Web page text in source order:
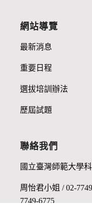
網站導覽
最新消息
重要日程
選拔培訓辦法
歷屆試題
聯絡我們
國立臺灣師範大學
周怡君小姐 / 02-
7749-6775